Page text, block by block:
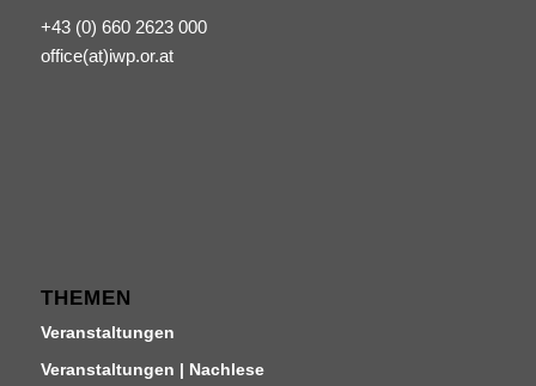
+43 (0) 660 2623 000
office(at)iwp.or.at
THEMEN
Veranstaltungen
Veranstaltungen | Nachlese